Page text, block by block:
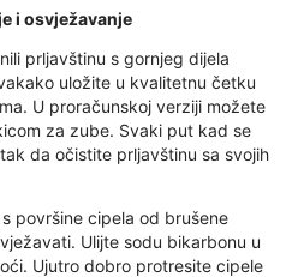
i osvježavanje
prljavštinu s gornjeg dijela
uložite u kvalitetnu četku
U proračunskoj verziji možete
za zube. Svaki put kad se
da očistite prljavštinu sa svojih
površine cipela od brušene
Ulijte sodu bikarbonu u
Ujutro dobro protresite cipele